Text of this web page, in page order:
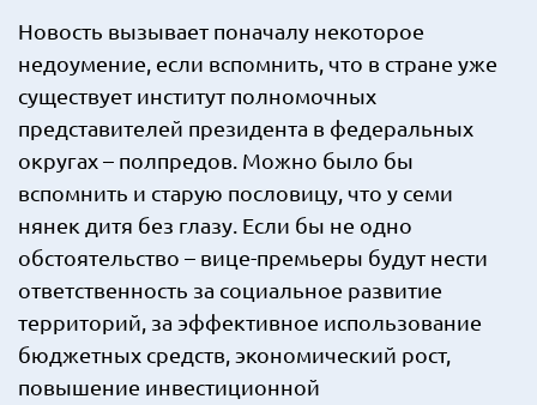
Новость вызывает поначалу некоторое
недоумение, если вспомнить, что в стране уже
существует институт полномочных
представителей президента в федеральных
округах – полпредов. Можно было бы
вспомнить и старую пословицу, что у семи
нянек дитя без глазу. Если бы не одно
обстоятельство – вице-премьеры будут нести
ответственность за социальное развитие
территорий, за эффективное использование
бюджетных средств, экономический рост,
повышение инвестиционной